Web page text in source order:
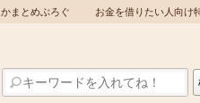
かまとめぶろぐ お金を借りたい人向け